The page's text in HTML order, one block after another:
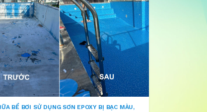
BỂ BƠI SỬ DỤNG SƠN EPOXY BỊ BẠC MÀU,